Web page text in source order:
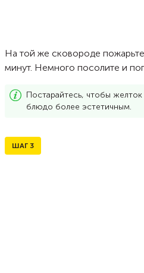
На той же сковороде
минут. Немного посолите и
Постарайтесь, чтобы
блюдо более эстетичным.
ШАГ 3